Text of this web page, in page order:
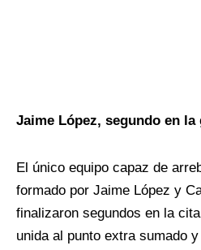
Jaime López, segundo en la
El único equipo capaz de
formado por Jaime López y
finalizaron segundos en la
unida al punto extra sumado